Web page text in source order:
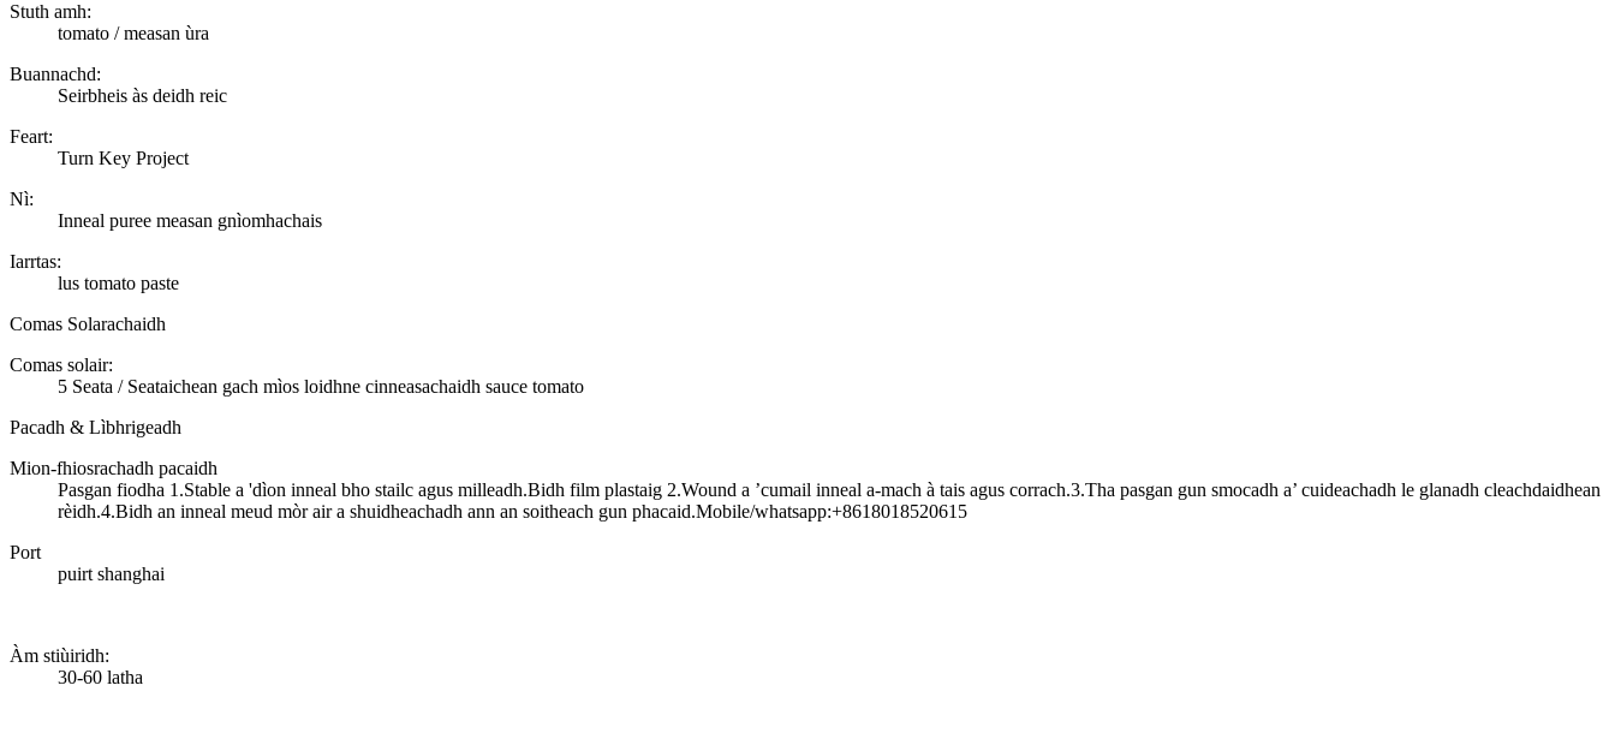
Stuth amh:
tomato / measan ùra
Buannachd:
Seirbheis às deidh reic
Feart:
Turn Key Project
Nì:
Inneal puree measan gnìomhachais
Iarrtas:
lus tomato paste
Comas Solarachaidh
Comas solair:
5 Seata / Seataichean gach mìos loidhne cinneasachaidh sauce tomato
Pacadh & Lìbhrigeadh
Mion-fhiosrachadh pacaidh
Pasgan fiodha 1.Stable a 'dìon inneal bho stailc agus milleadh.Bidh film plastaig 2.Wound a ’cumail inneal a-mach à tais agus corrach.3.Tha pasgan gun smocadh a’ cuideachadh le glanadh cleachdaidhean
rèidh.4.Bidh an inneal meud mòr air a shuidheachadh ann an soitheach gun phacaid.Mobile/whatsapp:+8618018520615
Port
puirt shanghai
Àm stiùiridh:
30-60 latha